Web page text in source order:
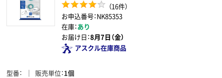
（16件）
お申込番号：NK85353
在庫：あり
お届け日：8月7日（金）
アスクル在庫商品
型番 販売単位 1個